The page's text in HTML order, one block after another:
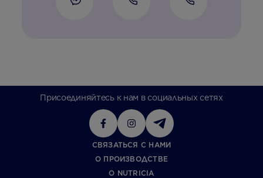
Присоединяйтесь к нам в социальных сетях
СВЯЗАТЬСЯ С НАМИ
О ПРОИЗВОДСТВЕ
О NUTRICIA